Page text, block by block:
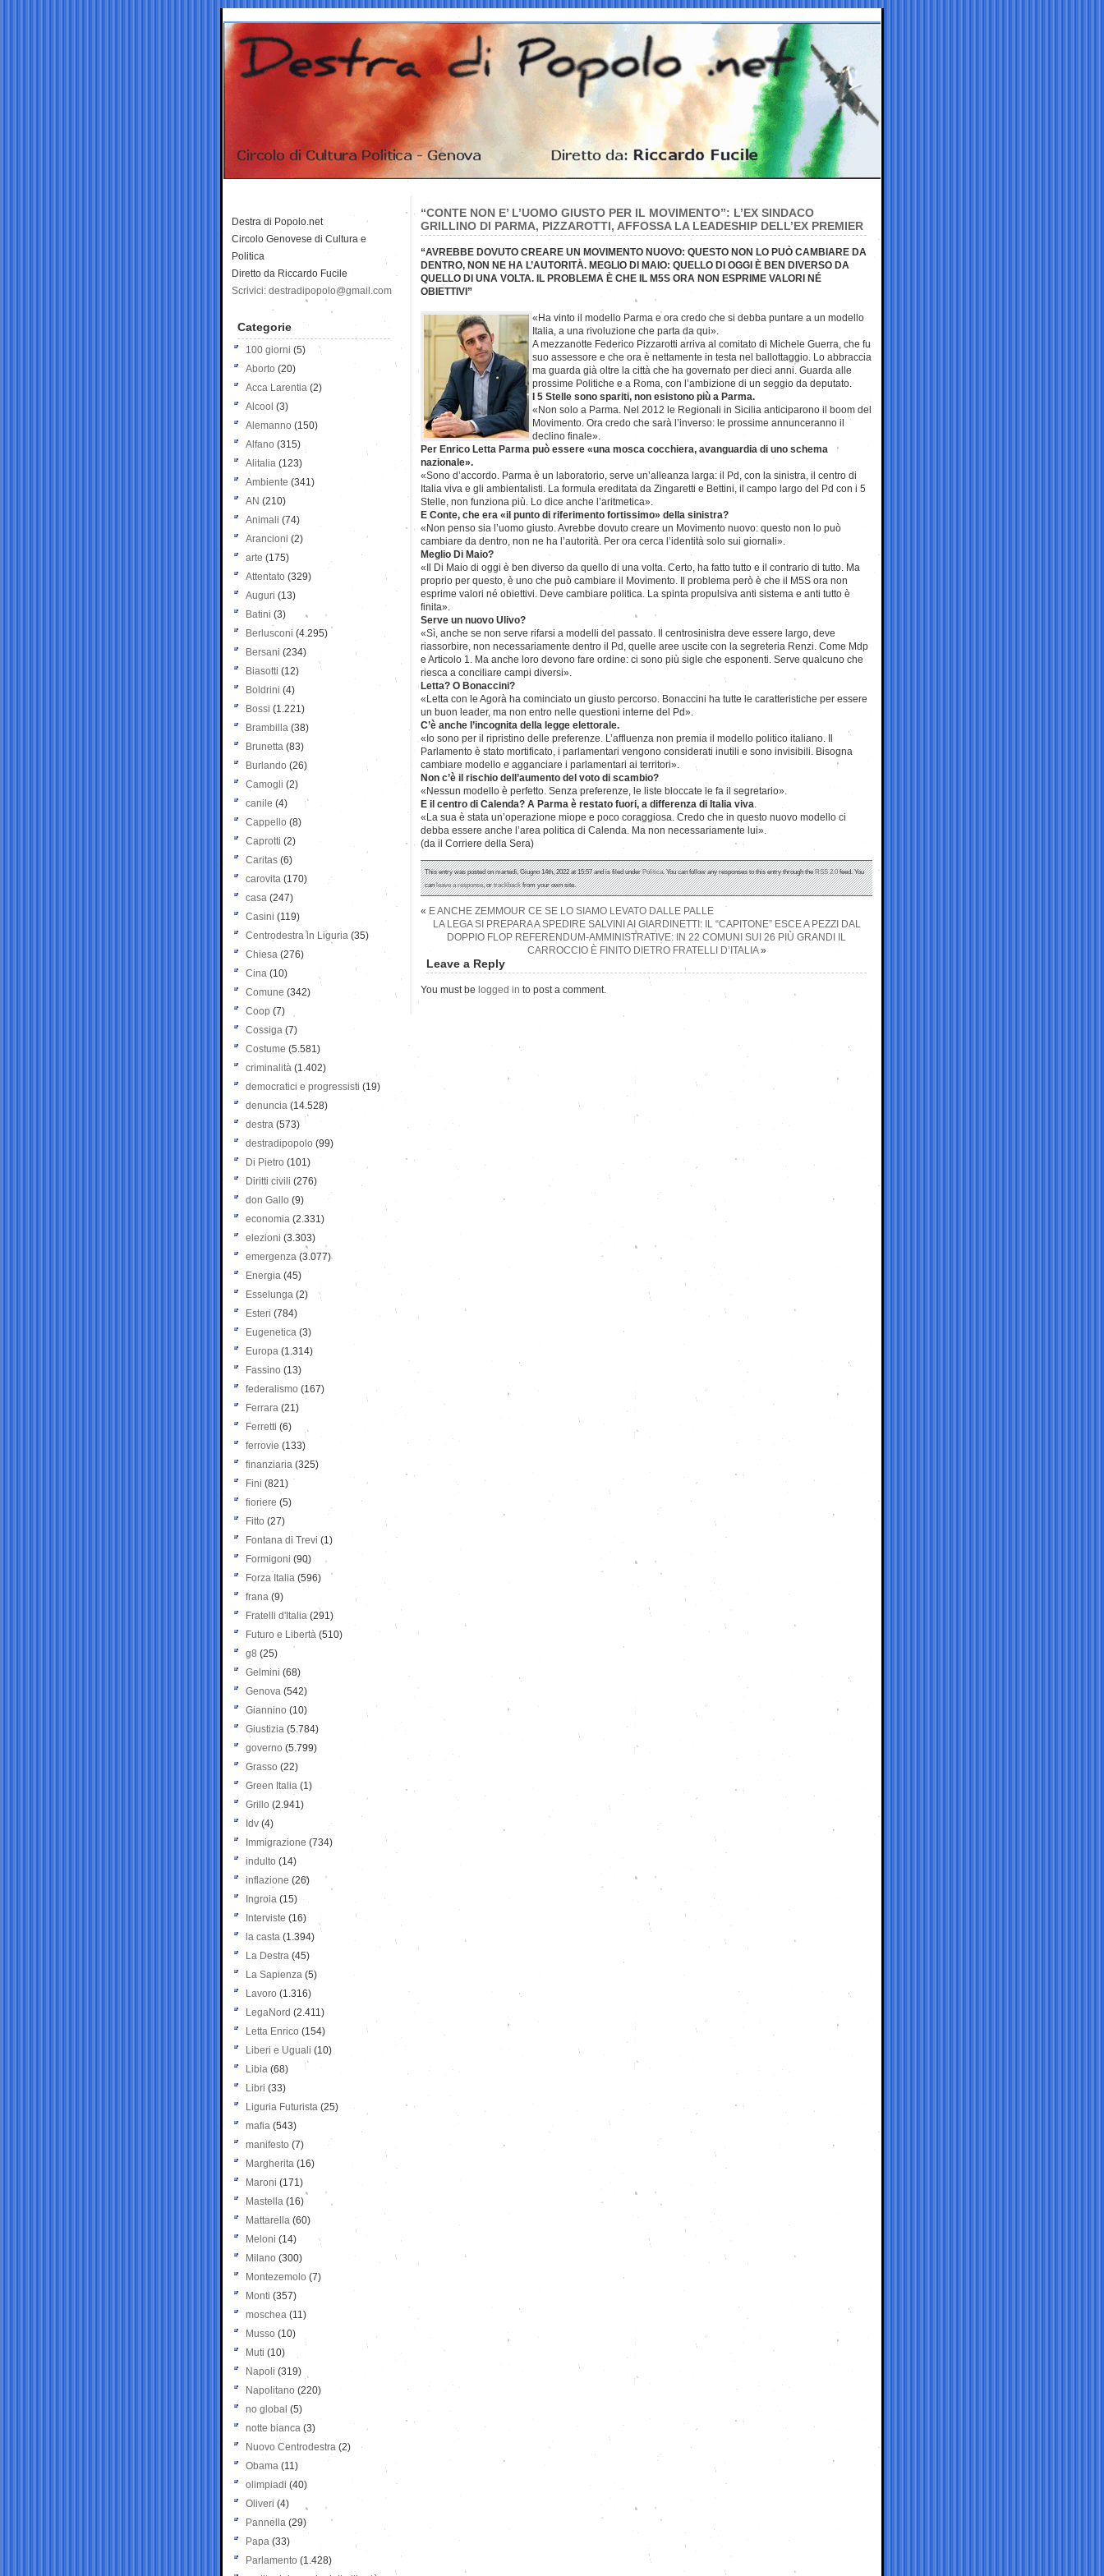
“CONTE NON E’ L’UOMO GIUSTO PER IL MOVIMENTO”: L’EX SINDACO
GRILLINO DI PARMA, PIZZAROTTI, AFFOSSA LA LEADESHIP DELL’EX PREMIER
“AVREBBE DOVUTO CREARE UN MOVIMENTO NUOVO: QUESTO NON LO PUÒ CAMBIARE DA
DENTRO, NON NE HA L’AUTORITÀ. MEGLIO DI MAIO: QUELLO DI OGGI È BEN DIVERSO DA
QUELLO DI UNA VOLTA. IL PROBLEMA È CHE IL M5S ORA NON ESPRIME VALORI NÉ
OBIETTIVI”
«Ha vinto il modello Parma e ora credo che si debba puntare a un modello
Italia, a una rivoluzione che parta da qui».
A mezzanotte Federico Pizzarotti arriva al comitato di Michele Guerra, che fu
suo assessore e che ora è nettamente in testa nel ballottaggio. Lo abbraccia
ma guarda già oltre la città che ha governato per dieci anni. Guarda alle
prossime Politiche e a Roma, con l’ambizione di un seggio da deputato.
I 5 Stelle sono spariti, non esistono più a Parma.
«Non solo a Parma. Nel 2012 le Regionali in Sicilia anticiparono il boom del
Movimento. Ora credo che sarà l’inverso: le prossime annunceranno il
declino finale».
Per Enrico Letta Parma può essere «una mosca cocchiera, avanguardia di uno schema
nazionale».
«Sono d’accordo. Parma è un laboratorio, serve un’alleanza larga: il Pd, con la sinistra, il centro di
Italia viva e gli ambientalisti. La formula ereditata da Zingaretti e Bettini, il campo largo del Pd con i 5
Stelle, non funziona più. Lo dice anche l’aritmetica».
E Conte, che era «il punto di riferimento fortissimo» della sinistra?
«Non penso sia l’uomo giusto. Avrebbe dovuto creare un Movimento nuovo: questo non lo può
cambiare da dentro, non ne ha l’autorità. Per ora cerca l’identità solo sui giornali».
Meglio Di Maio?
«Il Di Maio di oggi è ben diverso da quello di una volta. Certo, ha fatto tutto e il contrario di tutto. Ma
proprio per questo, è uno che può cambiare il Movimento. Il problema però è che il M5S ora non
esprime valori né obiettivi. Deve cambiare politica. La spinta propulsiva anti sistema e anti tutto è
finita».
Serve un nuovo Ulivo?
«Sì, anche se non serve rifarsi a modelli del passato. Il centrosinistra deve essere largo, deve
riassorbire, non necessariamente dentro il Pd, quelle aree uscite con la segreteria Renzi. Come Mdp
e Articolo 1. Ma anche loro devono fare ordine: ci sono più sigle che esponenti. Serve qualcuno che
riesca a conciliare campi diversi».
Letta? O Bonaccini?
«Letta con le Agorà ha cominciato un giusto percorso. Bonaccini ha tutte le caratteristiche per essere
un buon leader, ma non entro nelle questioni interne del Pd».
C’è anche l’incognita della legge elettorale.
«Io sono per il ripristino delle preferenze. L’affluenza non premia il modello politico italiano. Il
Parlamento è stato mortificato, i parlamentari vengono considerati inutili e sono invisibili. Bisogna
cambiare modello e agganciare i parlamentari ai territori».
Non c’è il rischio dell’aumento del voto di scambio?
«Nessun modello è perfetto. Senza preferenze, le liste bloccate le fa il segretario».
E il centro di Calenda? A Parma è restato fuori, a differenza di Italia viva.
«La sua è stata un’operazione miope e poco coraggiosa. Credo che in questo nuovo modello ci
debba essere anche l’area politica di Calenda. Ma non necessariamente lui».
(da il Corriere della Sera)
This entry was posted on martedì, Giugno 14th, 2022 at 15:57 and is filed underPolitica. You can follow any responses to this entry through theRSS 2.0feed. You
canleave a response, ortrackbackfrom your own site.
« E ANCHE ZEMMOUR CE SE LO SIAMO LEVATO DALLE PALLE
LA LEGA SI PREPARA A SPEDIRE SALVINI AI GIARDINETTI: IL “CAPITONE” ESCE A PEZZI DAL
DOPPIO FLOP REFERENDUM-AMMINISTRATIVE: IN 22 COMUNI SUI 26 PIÙ GRANDI IL
CARROCCIO È FINITO DIETRO FRATELLI D’ITALIA»
Leave a Reply
You must be logged in to post a comment.
Destra di Popolo.net
Circolo Genovese di Cultura e
Politica
Diretto da Riccardo Fucile
Scrivici: destradipopolo@gmail.com
Categorie
100 giorni (5)
Aborto (20)
Acca Larentia (2)
Alcool (3)
Alemanno (150)
Alfano (315)
Alitalia (123)
Ambiente (341)
AN (210)
Animali (74)
Arancioni (2)
arte (175)
Attentato (329)
Auguri (13)
Batini (3)
Berlusconi (4.295)
Bersani (234)
Biasotti (12)
Boldrini (4)
Bossi (1.221)
Brambilla (38)
Brunetta (83)
Burlando (26)
Camogli (2)
canile (4)
Cappello (8)
Caprotti (2)
Caritas (6)
carovita (170)
casa (247)
Casini (119)
Centrodestra in Liguria (35)
Chiesa (276)
Cina (10)
Comune (342)
Coop (7)
Cossiga (7)
Costume (5.581)
criminalità (1.402)
democratici e progressisti (19)
denuncia (14.528)
destra (573)
destradipopolo (99)
Di Pietro (101)
Diritti civili (276)
don Gallo (9)
economia (2.331)
elezioni (3.303)
emergenza (3.077)
Energia (45)
Esselunga (2)
Esteri (784)
Eugenetica (3)
Europa (1.314)
Fassino (13)
federalismo (167)
Ferrara (21)
Ferretti (6)
ferrovie (133)
finanziaria (325)
Fini (821)
fioriere (5)
Fitto (27)
Fontana di Trevi (1)
Formigoni (90)
Forza Italia (596)
frana (9)
Fratelli d'Italia (291)
Futuro e Libertà (510)
g8 (25)
Gelmini (68)
Genova (542)
Giannino (10)
Giustizia (5.784)
governo (5.799)
Grasso (22)
Green Italia (1)
Grillo (2.941)
Idv (4)
Immigrazione (734)
indulto (14)
inflazione (26)
Ingroia (15)
Interviste (16)
la casta (1.394)
La Destra (45)
La Sapienza (5)
Lavoro (1.316)
LegaNord (2.411)
Letta Enrico (154)
Liberi e Uguali (10)
Libia (68)
Libri (33)
Liguria Futurista (25)
mafia (543)
manifesto (7)
Margherita (16)
Maroni (171)
Mastella (16)
Mattarella (60)
Meloni (14)
Milano (300)
Montezemolo (7)
Monti (357)
moschea (11)
Musso (10)
Muti (10)
Napoli (319)
Napolitano (220)
no global (5)
notte bianca (3)
Nuovo Centrodestra (2)
Obama (11)
olimpiadi (40)
Oliveri (4)
Pannella (29)
Papa (33)
Parlamento (1.428)